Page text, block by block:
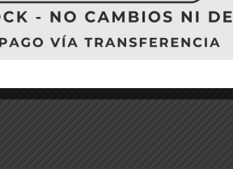
$ 27.000
$4.990
Sandalia Plana Con
Moño. Detalle De Tela